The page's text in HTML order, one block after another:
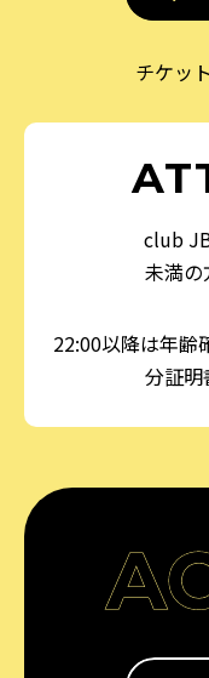
チケッ
club
未満の
22:00以降は年齢
分証明